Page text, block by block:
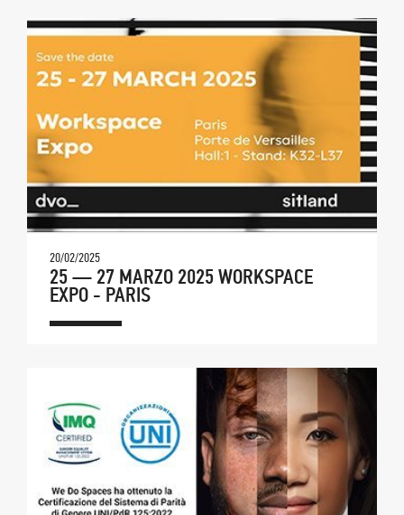
20/02/2025
25 — 27 MARZO 2025 WORKSPACE
EXPO - PARIS